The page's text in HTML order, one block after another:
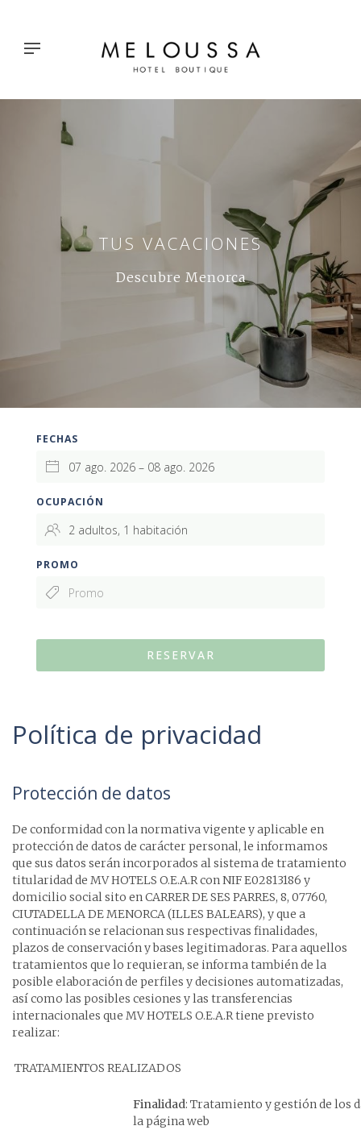
TUS VACACIONES
Descubre Menorca
FECHAS
OCUPACIÓN
PROMO
RESERVAR
Política de privacidad
Protección de datos
De conformidad con la normativa vigente y aplicable en
protección de datos de carácter personal, le informamos
que sus datos serán incorporados al sistema de tratamiento
titularidad de MV HOTELS O.E.A.R con NIF E02813186 y
domicilio social sito en CARRER DE SES PARRES, 8, 07760,
CIUTADELLA DE MENORCA (ILLES BALEARS), y que a
continuación se relacionan sus respectivas finalidades,
plazos de conservación y bases legitimadoras. Para aquellos
tratamientos que lo requieran, se informa también de la
posible elaboración de perfiles y decisiones automatizadas,
así como las posibles cesiones y las transferencias
internacionales que MV HOTELS O.E.A.R tiene previsto
realizar:
TRATAMIENTOS REALIZADOS
Finalidad: Tratamiento y gestión de los
la página web